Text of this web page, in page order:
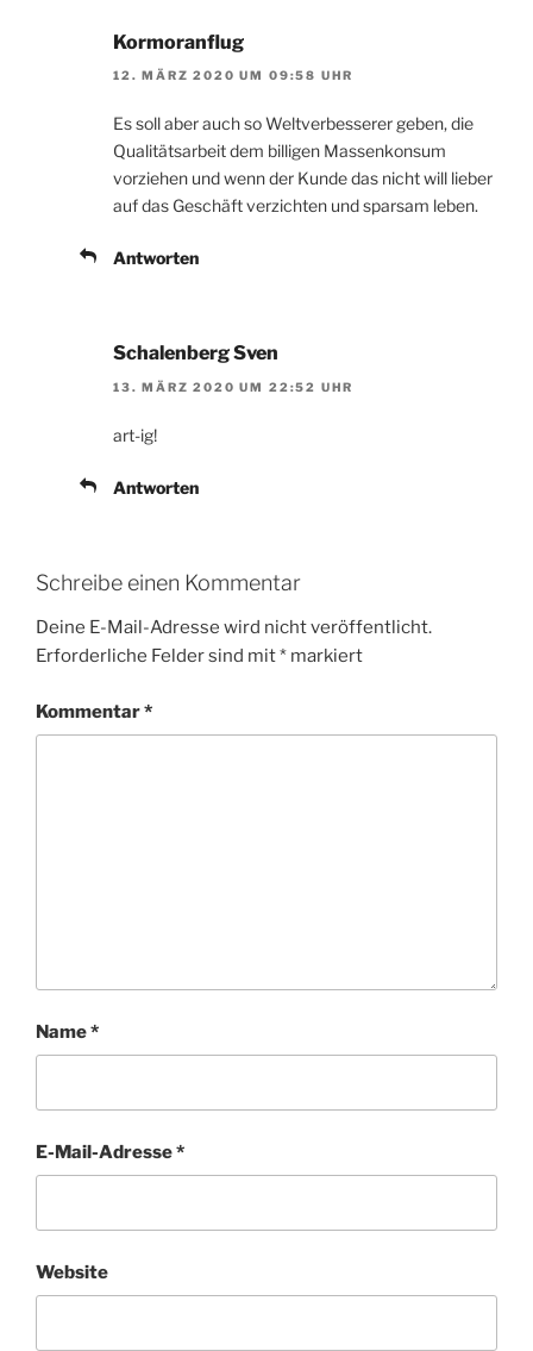
Kormoranflug
12. MÄRZ 2020 UM 09:58 UHR
Es soll aber auch so Weltverbesserer geben, die
Qualitätsarbeit dem billigen Massenkonsum
vorziehen und wenn der Kunde das nicht will lieber
auf das Geschäft verzichten und sparsam leben.
Antworten
Schalenberg Sven
13. MÄRZ 2020 UM 22:52 UHR
art-ig!
Antworten
Schreibe einen Kommentar
Deine E-Mail-Adresse wird nicht veröffentlicht.
Erforderliche Felder sind mit* markiert
Kommentar*
Name*
E-Mail-Adresse*
Website